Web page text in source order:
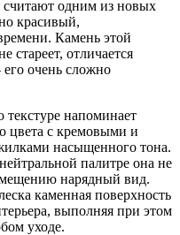
считают одним из новых
красивый,
Камень этой
стареет, отличается
очень сложно
текстуре напоминает
цвета с кремовыми и
насыщенного тона.
палитре она не
нарядный вид.
каменная поверхность
выполняя при этом
уходе.